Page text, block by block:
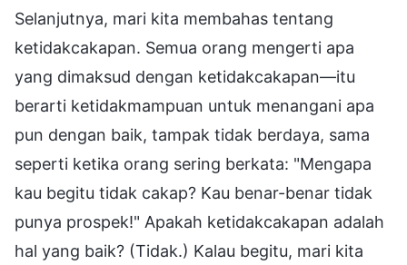
Selanjutnya, mari kita membahas tentang
ketidakcakapan. Semua orang mengerti apa
yang dimaksud dengan ketidakcakapan—itu
berarti ketidakmampuan untuk menangani apa
pun dengan baik, tampak tidak berdaya, sama
seperti ketika orang sering berkata: "Mengapa
kau begitu tidak cakap? Kau benar-benar tidak
punya prospek!" Apakah ketidakcakapan adalah
hal yang baik? (Tidak.) Kalau begitu, mari kita